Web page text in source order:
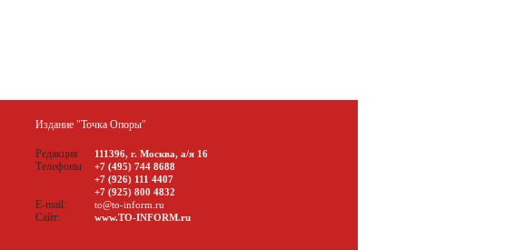
Издание "Точка Опоры"
Редакция 111396, г. Москва, а/я 16
Телефоны
+7 (495) 744 8688
+7 (926) 111 4407
+7 (925) 800 4832
E-mail: to@to-inform.ru
Сайт: www.TO-INFORM.ru